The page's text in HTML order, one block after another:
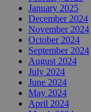
January 2025
December 2024
November 2024
October 2024
September 2024
August 2024
July 2024
June 2024
May 2024
April 2024